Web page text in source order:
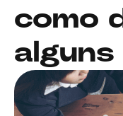
como
alguns